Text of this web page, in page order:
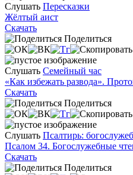
Слушать Пересказки
Жёлтый аист
Скачать
Поделиться
Слушать Семейный час
«Как избежать развода».
Скачать
Поделиться
Слушать Псалтирь:
Псалом 34. Богослужебные
Скачать
Поделиться